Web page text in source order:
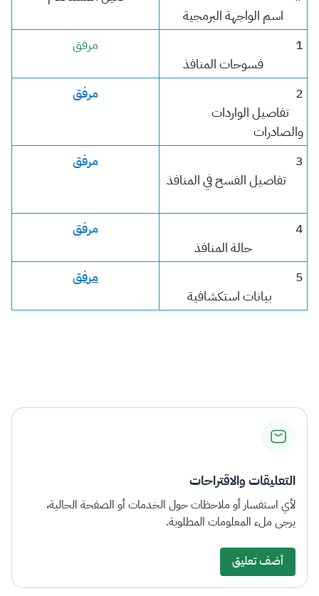
اسم الواجهة البرمجية
فسوحات المنافذ
مرفق
تفاصيل الواردات
والصادرات
مرفق
تفاصيل الفسح في المنافذ
مرفق
حالة المنافذ
مرفق
​5
بيانات استكشافية
مرفق
التعليقات والاقتراحات
لأي استفسار أو ملاحظات حول الخدمات أو الصفحة الحالية،
يرجى ملء المعلومات المطلوبة.
أضف تعليق